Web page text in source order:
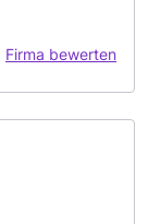
Firma bewerten